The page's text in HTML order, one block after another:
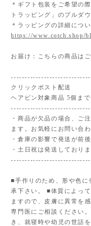
＊ギフト包装をご希望の
トラッピング」のプルダ
＊ラッピングの詳細につ
https://www.cotch.shop/
お届け：こちらの商品は
クリックポスト配送
ヘアピン対象商品 5個ま
・商品が欠品の場合、ご
ます。お気軽にお問い合
・倉庫の影響で発送が前
・土日祝は発送しておりま
■手作りのため、形や色に
承下さい。 ■体質によっ
ますので、皮膚に異常を
専門医にご相談ください
き、就寝時や幼児の世話